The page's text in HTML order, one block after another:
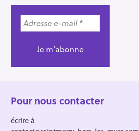
Pour nous contacter
écrire à